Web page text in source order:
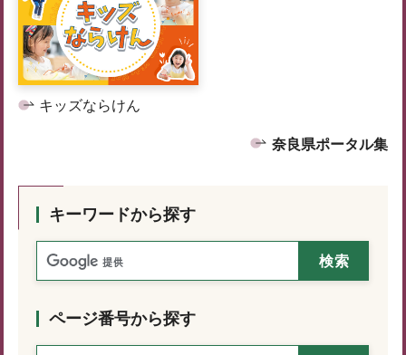
キッズならけん
奈良県ポータル集
キーワードから探す
ページ番号から探す